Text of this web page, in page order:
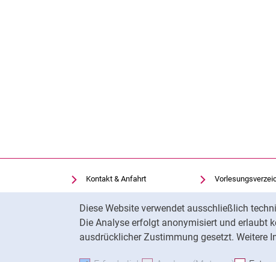
Diese Website verwendet ausschließlich
Die Analyse erfolgt anonymisiert und erlaubt
ausdrücklicher Zustimmung gesetzt. Weitere
Kontakt & Anfahrt
Einrichtungen suchen
Stellenangebote
Cookie-Einstellungen
Uni-Bibliothek
Moodle
Panopto